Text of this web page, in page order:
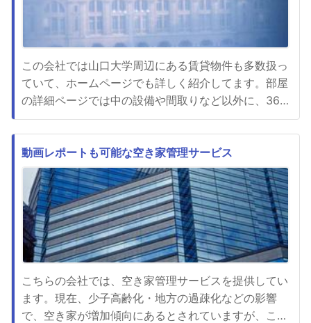
この会社では山口大学周辺にある賃貸物件も多数扱っ
ていて、ホームページでも詳しく紹介してます。部屋
の詳細ページでは中の設備や間取りなど以外に、360
度パノラマ動画や地図など実際に部屋に入ったような
感じで確認が可能です。希望の物件が見つかったら申
し込みとなりますが、申込書には連帯保証人も必要な
ので先になってくれる人を探さないといけません。最
近では、連帯保証人が見...
動画レポートも可能な空き家管理サービス
こちらの会社では、空き家管理サービスを提供してい
ます。現在、少子高齢化・地方の過疎化などの影響
で、空き家が増加傾向にあるとされていますが、この